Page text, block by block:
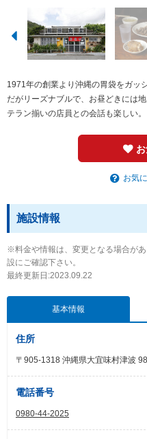
1971年の創業より沖縄の胃袋をガッ
だがリーズナブルで、お昼どきには
テラン揃いの店員との会話も楽しい。
お気
施設情報
※料金や情報は、変更となる場合が
設にご確認下さい。
最終更新日:2023.09.22
基本情報
住所
〒905-1318 沖縄県大宜味村津波
電話番号
0980-44-2025